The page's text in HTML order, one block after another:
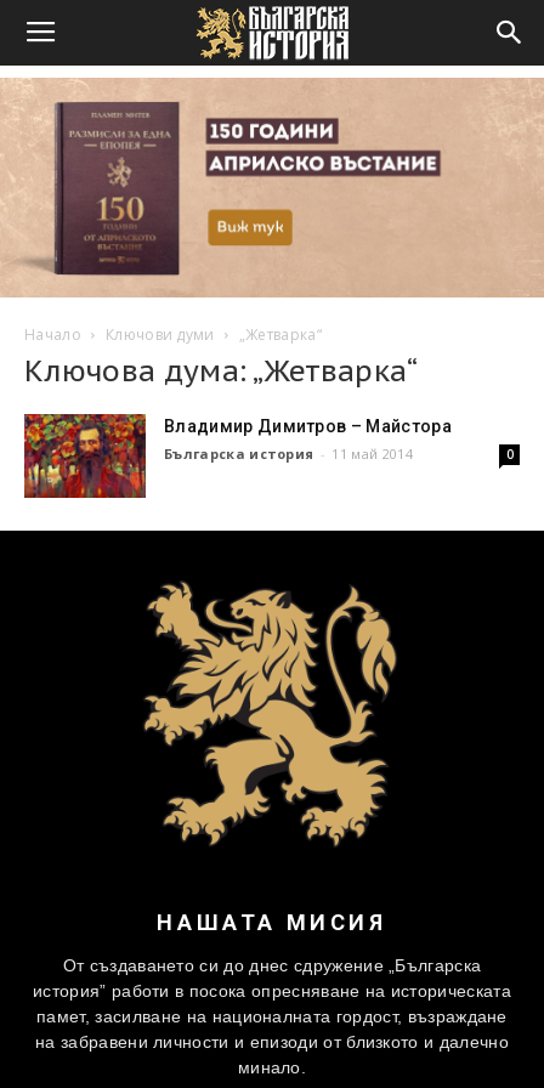
Начало Ключови думи „Жетварка“
Ключова дума: „Жетварка“
Владимир Димитров – Майстора
Българска история - 11 май 2014 0
НАШАТА МИСИЯ
От създаването си до днес сдружение „Българска
история” работи в посока опресняване на историческата
памет, засилване на националната гордост, възраждане
на забравени личности и епизоди от близкото и далечно
минало.